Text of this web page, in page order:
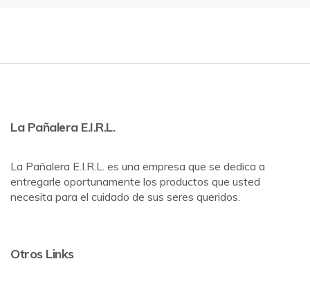
La Pañalera E.I.R.L.
La Pañalera E.I.R.L. es una empresa que se dedica a
entregarle oportunamente los productos que usted
necesita para el cuidado de sus seres queridos.
Otros Links